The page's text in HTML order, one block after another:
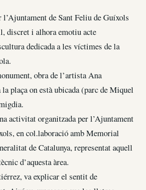
l’Ajuntament de Sant Feliu de Guíxols
discret i alhora emotiu acte
dedicada a les víctimes de la
obra de l’artista Ana
plaça on està ubicada (parc de Miquel
activitat organitzada per l’Ajuntament
en col.laboració amb Memorial
de Catalunya, representat aquell
d’aquesta àrea.
va explicar el sentit de